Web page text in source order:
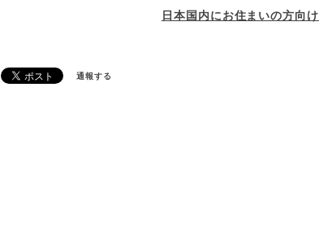
日本国内にお住まいの方向け
通報する